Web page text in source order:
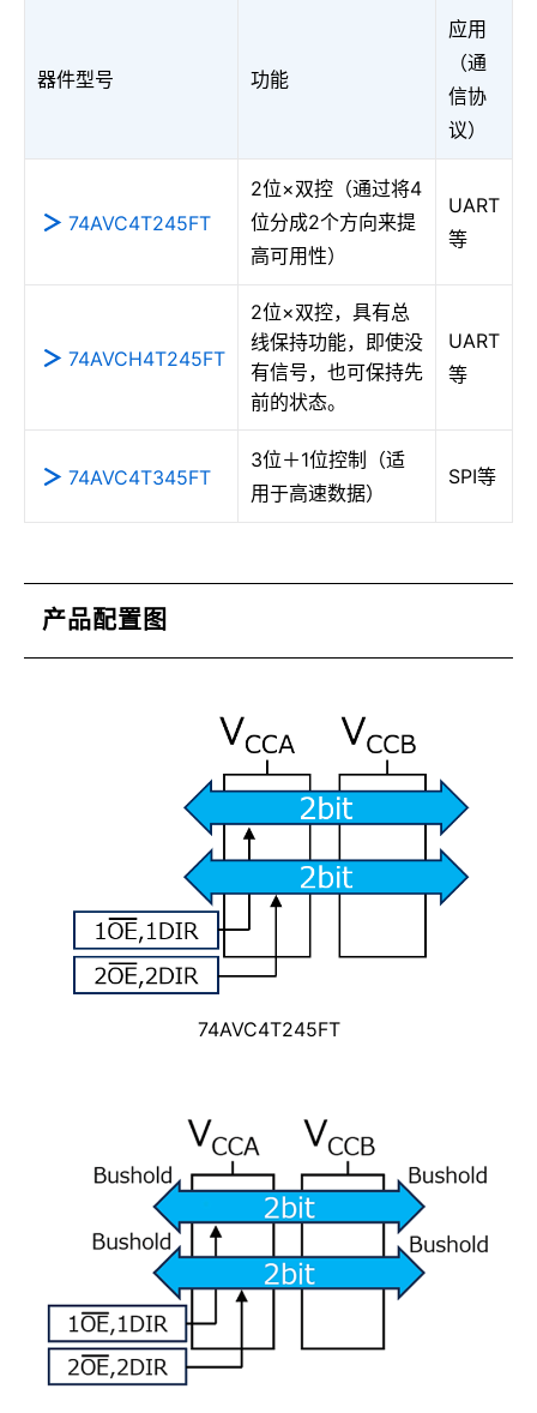
器件型号 功能
应用
（通
信协
议）
74AVC4T245FT
2位×双控（通过将4
位分成2个方向来提
高可用性）
UART
等
74AVCH4T245FT
2位×双控，具有总
线保持功能，即使没
有信号，也可保持先
前的状态。
UART
等
74AVC4T345FT
3位＋1位控制（适
用于高速数据）
SPI等
产品配置图
74AVC4T245FT